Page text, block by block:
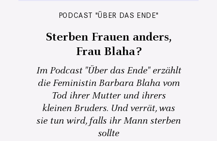
PODCAST "ÜBER DAS ENDE"
Sterben Frauen anders,
Frau Blaha?
Im Podcast "Über das Ende" erzählt
die Feministin Barbara Blaha vom
Tod ihrer Mutter und ihrers
kleinen Bruders. Und verrät, was
sie tun wird, falls ihr Mann sterben
sollte